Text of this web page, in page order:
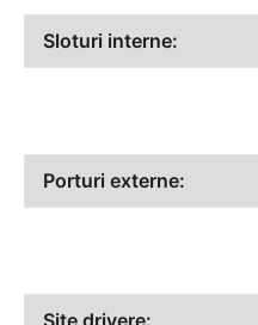
Sloturi interne:
Porturi externe:
Site drivere: